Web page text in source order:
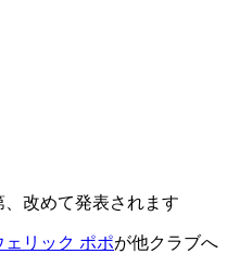
改めて発表されます
ェリック ポポが他クラブへ